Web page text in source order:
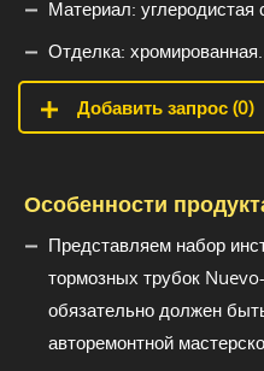
Материал: углеродистая
Отделка: хромированная.
Добавить запрос (0)
Особенности
Представляем набор
тормозных трубок
обязательно должен
авторемонтной